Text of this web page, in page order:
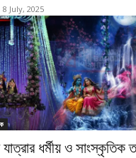
8 July, 2025
ধর্মীয় ও সাংস্কৃতিক